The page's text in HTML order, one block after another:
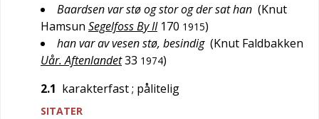
Baardsen var stø og stor og der sat han (Knut
Hamsun Segelfoss By II 170 1915)
han var av vesen stø, besindig (Knut Faldbakken
Uår. Aftenlandet33 1974)
2.1 karakterfast; pålitelig
SITATER